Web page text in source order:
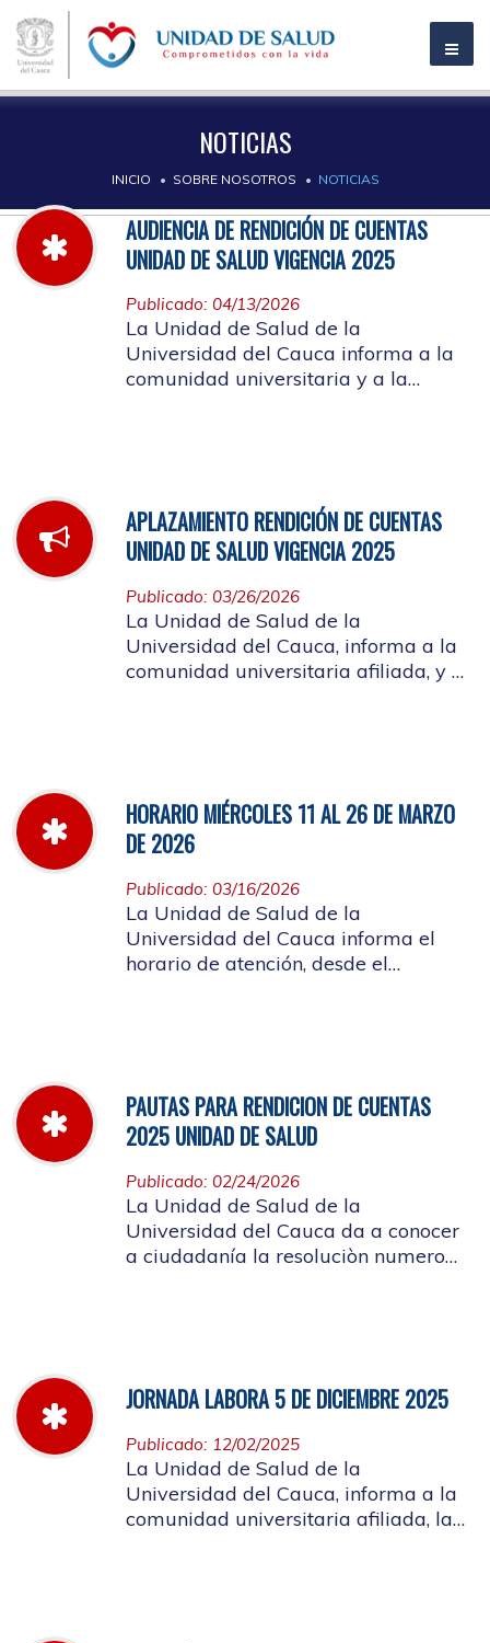
NOTICIAS
INICIO SOBRE NOSOTROS NOTICIAS
AUDIENCIA DE RENDICIÓN DE CUENTAS
UNIDAD DE SALUD VIGENCIA 2025
Publicado: 04/13/2026
La Unidad de Salud de la
Universidad del Cauca informa a la
comunidad universitaria y a la
APLAZAMIENTO RENDICIÓN DE CUENTAS
UNIDAD DE SALUD VIGENCIA 2025
Publicado: 03/26/2026
La Unidad de Salud de la
Universidad del Cauca, informa a la
comunidad universitaria afiliada, y a
HORARIO MIÉRCOLES 11 AL 26 DE MARZO
DE 2026
Publicado: 03/16/2026
La Unidad de Salud de la
Universidad del Cauca informa el
horario de atención, desde el
PAUTAS PARA RENDICION DE CUENTAS
2025 UNIDAD DE SALUD
Publicado: 02/24/2026
La Unidad de Salud de la
Universidad del Cauca da a conocer
a ciudadanía la resoluciòn numero
JORNADA LABORA 5 DE DICIEMBRE 2025
Publicado: 12/02/2025
La Unidad de Salud de la
Universidad del Cauca, informa a la
comunidad universitaria afiliada, la